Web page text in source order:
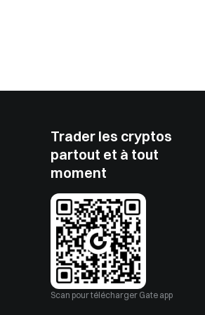
Trader les cryptos
partout et à tout
moment
Scan pour télécharger Gate app